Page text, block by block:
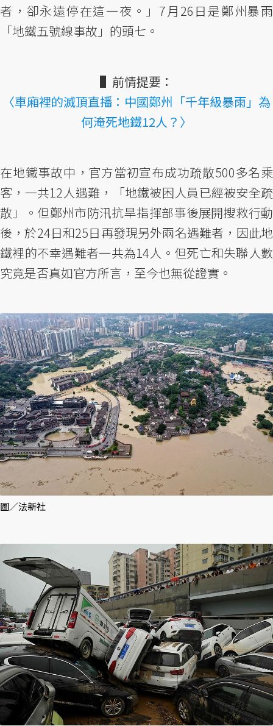
者，卻永遠停在這一夜。」7月26日是鄭州暴雨
「地鐵五號線事故」的頭七。
▌前情提要：
〈車廂裡的滅頂直播：中國鄭州「千年級暴雨」為
何淹死地鐵12人？〉
在地鐵事故中，官方當初宣布成功疏散500多名乘
客，一共12人遇難，「地鐵被困人員已經被安全疏
散」。但鄭州市防汛抗旱指揮部事後展開搜救行動
後，於24日和25日再發現另外兩名遇難者，因此地
鐵裡的不幸遇難者一共為14人。但死亡和失聯人數
究竟是否真如官方所言，至今也無從證實。
圖／法新社